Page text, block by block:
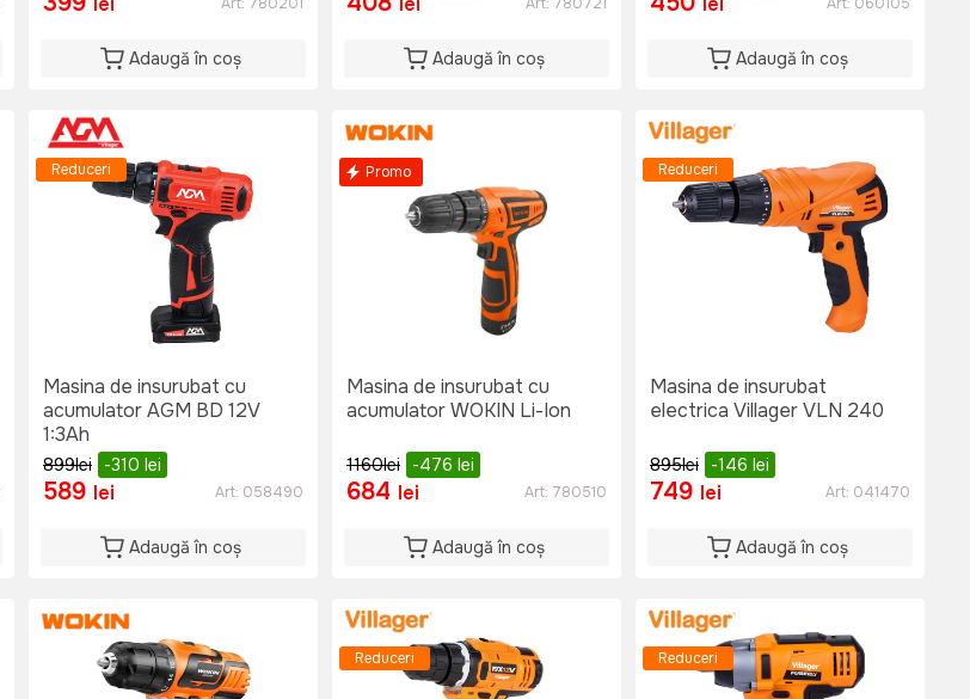
Art: 780201
Adaugă în coș
Art: 780721
Adaugă în coș
Art: 060105
Adaugă în coș
Reduceri
Masina de insurubat cu
acumulator AGM BD 12V
1:3Ah
899lei -310 lei
589 lei Art: 058490
Adaugă în coș
Promo
Masina de insurubat cu
acumulator WOKIN Li-Ion
1160lei -476 lei
684 lei Art: 780510
Adaugă în coș
Reduceri
Masina de insurubat
electrica Villager VLN 240
895lei -146 lei
749 lei Art: 041470
Adaugă în coș
Reduceri Reduceri